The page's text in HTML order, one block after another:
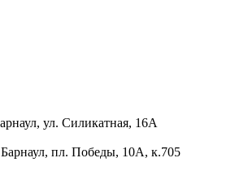
ул. Силикатная, 16А
Барнаул, пл. Победы, 10А, к.705